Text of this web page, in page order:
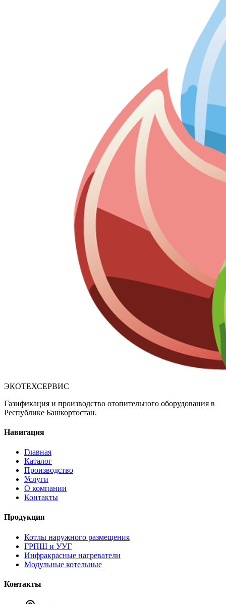
ЭКОТЕХСЕРВИС
Газификация и производство отопительного оборудования в
Республике Башкортостан.
Навигация
Главная
Каталог
Производство
Услуги
О компании
Контакты
Продукция
Котлы наружного размещения
ГРПШ и УУГ
Инфракрасные нагреватели
Модульные котельные
Контакты